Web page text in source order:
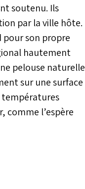
soutenu. Ils
par la ville hôte.
pour son propre
hautement
pelouse naturelle
sur une surface
températures
comme l’espère